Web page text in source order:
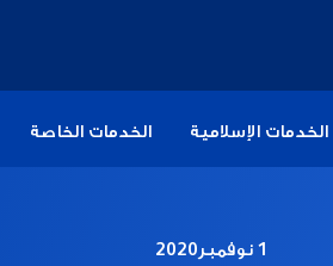
الخدمات الإسلامية الخدمات الخاصة
1 نوفمبر2020